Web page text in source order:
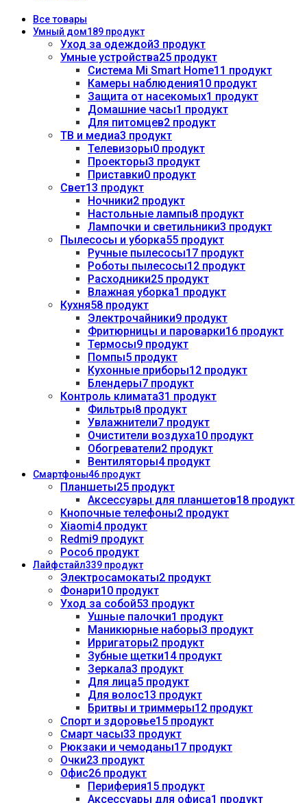
Всетовары
Умный дом189 продукт
Уход за одеждой3 продукт
Умные устройства25 продукт
Система Mi Smart Home11 продукт
Камеры наблюдения10 продукт
Защита от насекомых1 продукт
Домашние часы1 продукт
Для питомцев2 продукт
ТВ и медиа3 продукт
Телевизоры0 продукт
Проекторы3 продукт
Приставки0 продукт
Свет13 продукт
Ночники2 продукт
Настольные лампы8 продукт
Лампочки и светильники3 продукт
Пылесосы и уборка55 продукт
Ручные пылесосы17 продукт
Роботы пылесосы12 продукт
Расходники25 продукт
Влажная уборка1 продукт
Кухня58 продукт
Электрочайники9 продукт
Фритюрницы и пароварки16 продукт
Термосы9 продукт
Помпы5 продукт
Кухонные приборы12 продукт
Блендеры7 продукт
Контроль климата31 продукт
Фильтры8 продукт
Увлажнители7 продукт
Очистители воздуха10 продукт
Обогреватели2 продукт
Вентиляторы4 продукт
Смартфоны46 продукт
Планшеты25 продукт
Аксессуары для планшетов18 продукт
Кнопочные телефоны2 продукт
Xiaomi4 продукт
Redmi9 продукт
Poco6 продукт
Лайфстайл339 продукт
Электросамокаты2 продукт
Фонари10 продукт
Уход за собой53 продукт
Ушные палочки1 продукт
Маникюрные наборы3 продукт
Ирригаторы2 продукт
Зубные щетки14 продукт
Зеркала3 продукт
Для лица5 продукт
Для волос13 продукт
Бритвы и триммеры12 продукт
Спорт и здоровье15 продукт
Смарт часы33 продукт
Рюкзаки и чемоданы17 продукт
Очки23 продукт
Офис26 продукт
Периферия15 продукт
Аксессуары для офиса1 продукт